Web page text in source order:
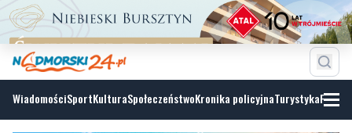
WiadomościSportKulturaSpołeczeństwoKronika policyjnaTurystyka